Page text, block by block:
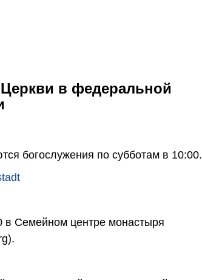
в федеральной
богослужения по субботам в 10:00.
в Семейном центре монастыря